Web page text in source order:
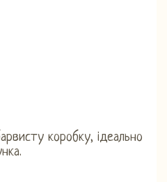
коробку, ідеально